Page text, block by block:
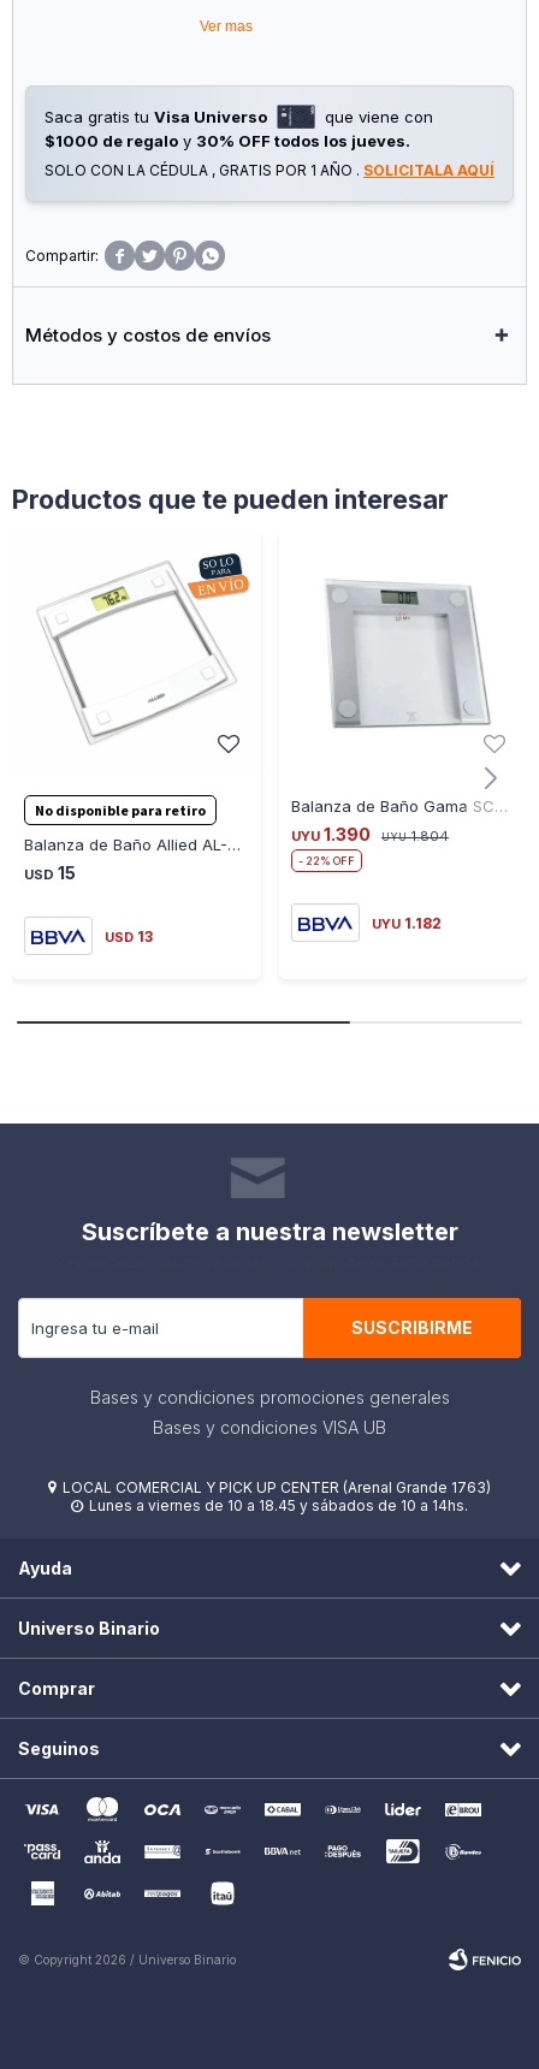
Ver mas
Saca gratis tu Visa Universo
que viene con
$1000 de regalo y 30% OFF todos los jueves.
SOLO CON LA CÉDULA , GRATIS POR 1 AÑO . SOLICITALA AQUÍ
   
Métodos y costos de envíos
Productos que te pueden interesar
No disponible para retiro
Balanza de Baño Allied AL-BS27 150KG
USD 15
USD 13
Balanza de Baño Gama SCG-400 150KG
UYU 1.390 UYU 1.804
22
UYU 1.182
Suscríbete a nuestra newsletter
SUSCRIBIRME
Bases y condiciones promociones generales
Bases y condiciones VISA UB
 LOCAL COMERCIAL Y PICK UP CENTER (Arenal Grande 1763)
 Lunes a viernes de 10 a 18.45 y sábados de 10 a 14hs.
Ayuda
Universo Binario
Comprar
Seguinos
© Copyright 2026 / Universo Binario